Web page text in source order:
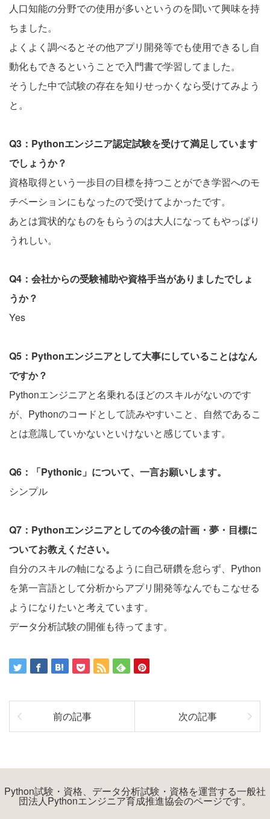
人口知能の分野での使用が多いというのを聞いて興味を持
ちました。
よくよく調べるとその他アプリ開発等でも使用できるし自
動化もできるということで入門書で学習してました。
そうした中で試験の存在を知りせっかくなら受けてみよう
と。
Q3：Pythonエンジニア認定試験を受けて満足しています
でしょうか？
資格取得という一歩目の目標を持つことができ学習へのモ
チベーションにもなったので受けてよかったです。
あとは賞状的なものをもらうのは大人になってもやっぱり
うれしい。
Q4：会社からの受験補助や資格手当がありましたでしょ
うか？
Yes
Q5：Pythonエンジニアとして大事にしていることはなん
ですか？
Pythonエンジニアと名乗れるほどのスキルがないのです
が、Pythonのコードとして読みやすいこと、自然であるこ
とは意識していかないといけないと感じています。
Q6：「Pythonic」について、一言お願いします。
シンプル
Q7：Pythonエンジニアとしての今後の計画・夢・目標に
ついてお教えください。
自分のスキルの軸になるように自己研鑽を怠らず、Python
を第一言語として分析からアプリ開発等なんでもこなせる
ようになりたいと考えています。
データ分析試験の開催も待ってます。
前の記事 次の記事
Python試験・資格、データ分析試験・資格を運営する一般社
団法人Pythonエンジニア育成推進協会のページです。